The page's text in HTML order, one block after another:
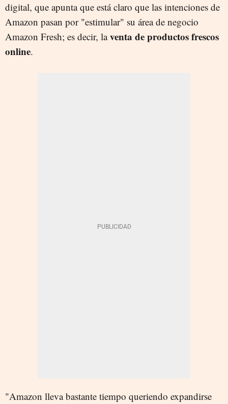
digital, que apunta que está claro que las intenciones de
Amazon pasan por "estimular" su área de negocio
Amazon Fresh; es decir, laventa de productos frescos
online.
"Amazon lleva bastante tiempo queriendo expandirse